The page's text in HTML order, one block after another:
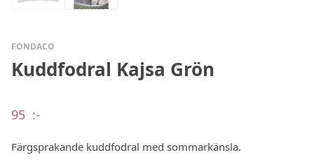
FONDACO
Kuddfodral Kajsa Grön
95 :-
Färgsprakande kuddfodral med sommarkänsla.